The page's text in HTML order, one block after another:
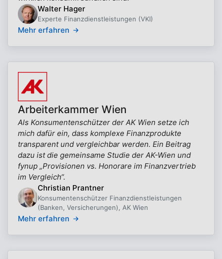
Walter Hager
Experte Finanzdienstleistungen (VKI)
Mehr erfahren
Arbeiterkammer Wien
Als Konsumentenschützer der AK Wien setze ich
mich dafür ein, dass komplexe Finanzprodukte
transparent und vergleichbar werden. Ein Beitrag
dazu ist die gemeinsame Studie der AK-Wien und
fynup „Provisionen vs. Honorare im Finanzvertrieb
im Vergleich“.
Christian Prantner
Konsumentenschützer Finanzdienstleistungen
(Banken, Versicherungen), AK Wien
Mehr erfahren